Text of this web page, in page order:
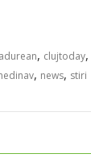
, clujtoday,
, news, stiri